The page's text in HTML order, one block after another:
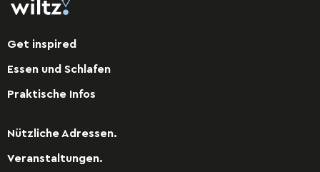
Get inspired
Essen und Schlafen
Praktische Infos
Nützliche Adressen.
Veranstaltungen.